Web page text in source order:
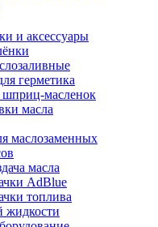
и аксессуары
герметика
масленок
масла
маслозаменных
масла
AdBlue
топлива
жидкости